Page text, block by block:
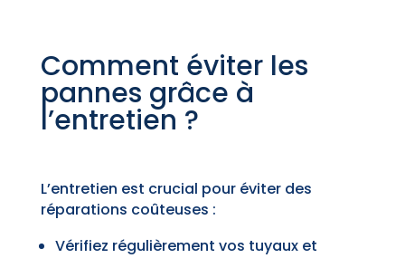
Comment éviter les
pannes grâce à
l’entretien ?
L’entretien est crucial pour éviter des
réparations coûteuses :
Vérifiez régulièrement vos tuyaux et